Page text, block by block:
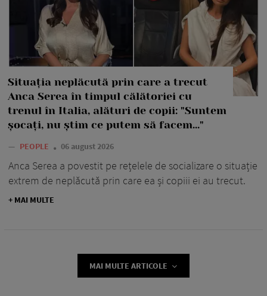
Situația neplăcută prin care a trecut
Anca Serea în timpul călătoriei cu
trenul în Italia, alături de copii: "Suntem
șocați, nu știm ce putem să facem..."
— PEOPLE 06 august 2026
Anca Serea a povestit pe rețelele de socializare o situație
extrem de neplăcută prin care ea și copiii ei au trecut.
+ MAI MULTE
MAI MULTE ARTICOLE